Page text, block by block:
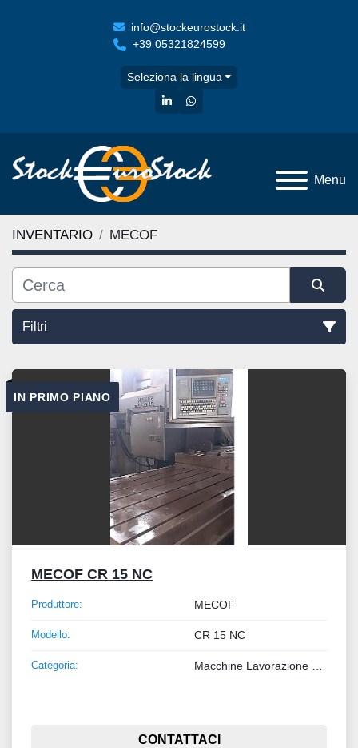
info@stockeurostock.it
+39 05321824599
Seleziona la lingua
linkedinwhatsapp
Menu
INVENTARIO MECOF
Filtri
Tutte le categorie
Ordina per
IN PRIMO PIANO
MECOF CR 15 NC
Produttore: MECOF
Modello: CR 15 NC
Categoria:
CONTATTACI